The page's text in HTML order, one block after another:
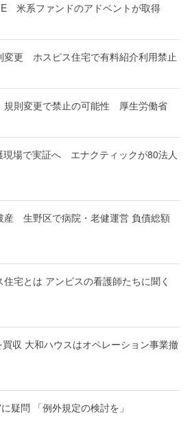
米系ファンドのアドベントが取得
変更 ホスピス住宅で有料紹介利用禁止
規則変更で禁止の可能性 厚生労働省
現場で実証へ エナクティックが80法人
産 生野区で病院・老健運営 負債総額
住宅とは アンビスの看護師たちに聞く
収 大和ハウスはオペレーション事業撤
疑問 「例外規定の検討を」